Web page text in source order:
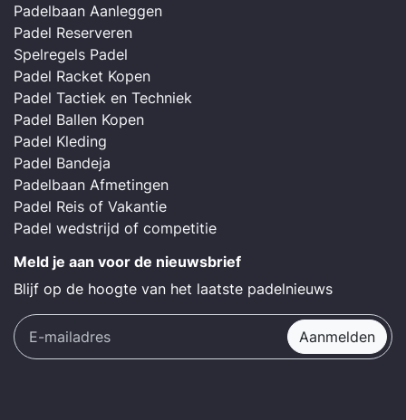
Padelbaan Aanleggen
Padel Reserveren
Spelregels Padel
Padel Racket Kopen
Padel Tactiek en Techniek
Padel Ballen Kopen
Padel Kleding
Padel Bandeja
Padelbaan Afmetingen
Padel Reis of Vakantie
Padel wedstrijd of competitie
Meld je aan voor de nieuwsbrief
Blijf op de hoogte van het laatste padelnieuws
Aanmelden